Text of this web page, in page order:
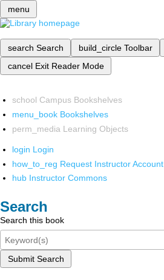
menu
search Search build_circle Toolbar
cancel Exit Reader Mode
school Campus Bookshelves
menu_book Bookshelves
perm_media Learning Objects
login Login
how_to_reg Request Instructor Account
hub Instructor Commons
Search
Search this book
Submit Search